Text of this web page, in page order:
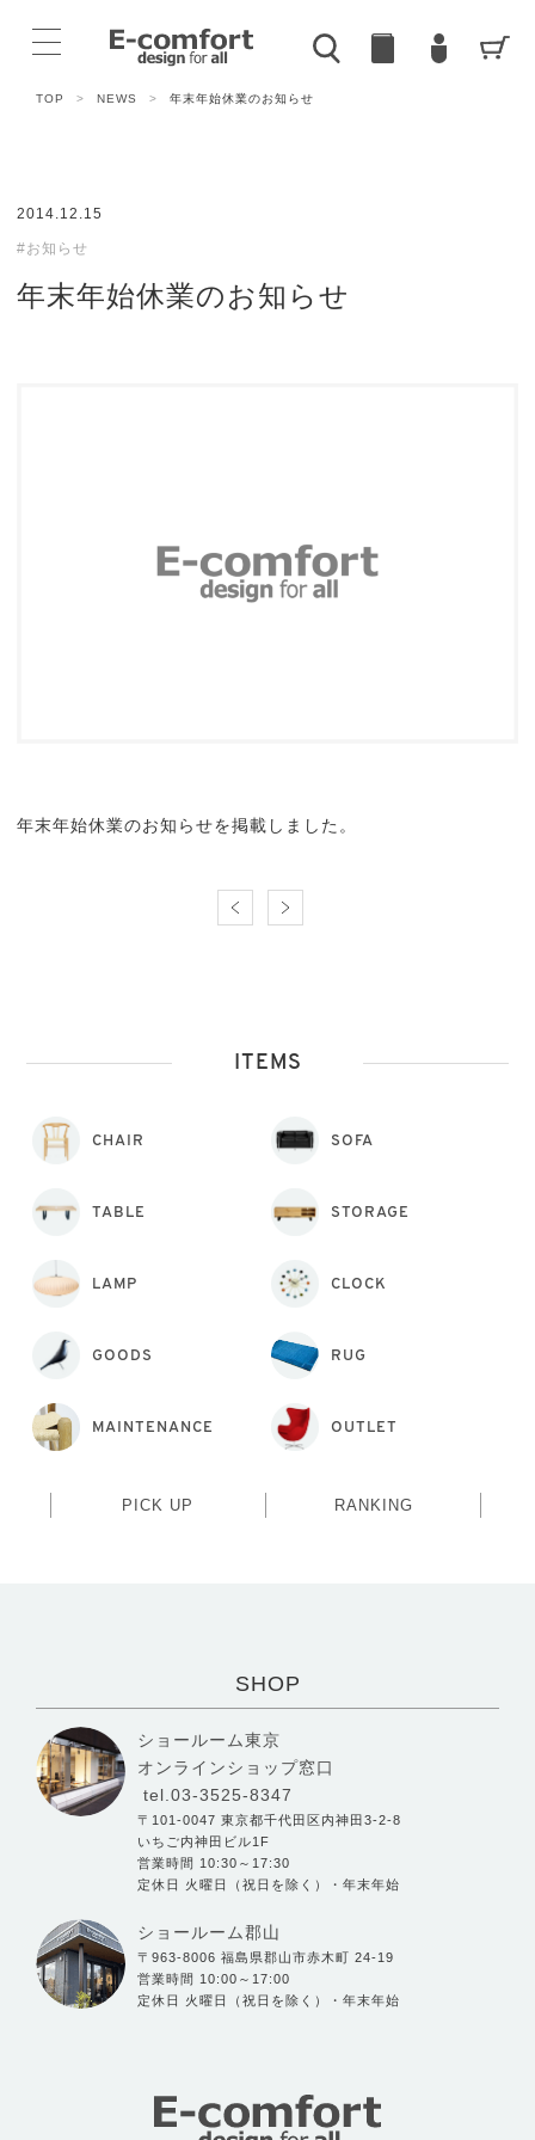
TOP > NEWS > 年末年始休業のお知らせ
2014.12.15
#お知らせ
年末年始休業のお知らせ
年末年始休業のお知らせを掲載しました。
ITEMS
CHAIR SOFA
TABLE STORAGE
LAMP CLOCK
GOODS RUG
MAINTENANCE OUTLET
PICK UP RANKING
SHOP
ショールーム東京
オンラインショップ窓口
tel.03-3525-8347
〒101-0047 東京都千代田区内神田3-2-8
いちご内神田ビル1F
営業時間 10:30～17:30
定休日 火曜日（祝日を除く）・年末年始
ショールーム郡山
〒963-8006 福島県郡山市赤木町 24-19
営業時間 10:00～17:00
定休日 火曜日（祝日を除く）・年末年始